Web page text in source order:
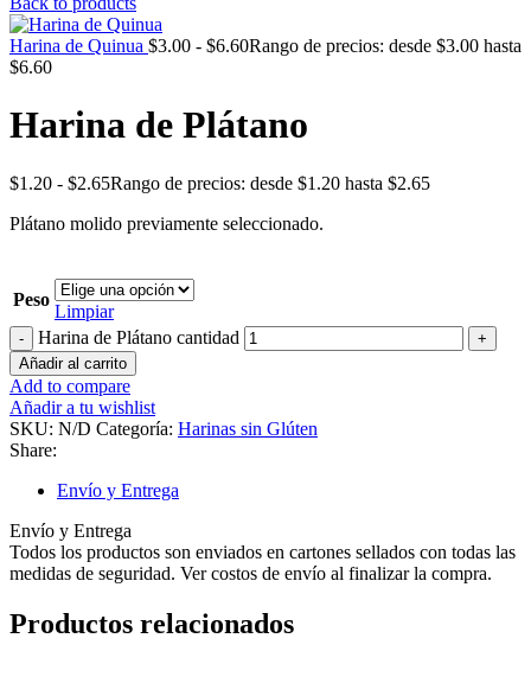
Harina de Quinua $3.00 - $6.60Rango de precios: desde $3.00 hasta
$6.60
Harina de Plátano
$1.20 - $2.65Rango de precios: desde $1.20 hasta $2.65
Plátano molido previamente seleccionado.
Peso
Limpiar
Harina de Plátano cantidad
Añadir al carrito
Add to compare
Añadir a tu wishlist
SKU: N/D Categoría: Harinas sin Glúten
Share:
Envío y Entrega
Envío y Entrega
Todos los productos son enviados en cartones sellados con todas las
medidas de seguridad. Ver costos de envío al finalizar la compra.
Productos relacionados